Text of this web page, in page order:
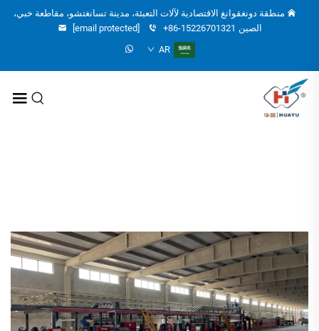
منطقة دونغقوانغ الاقتصادية لآلات التعبئة، مدينة تسانغتشو، مقاطعة خبي،
الصين +86-15226701321
[email protected]
AR